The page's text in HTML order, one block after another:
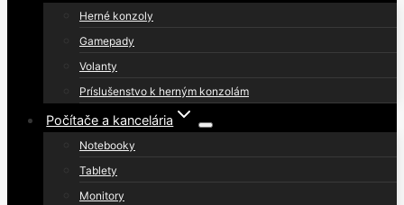
Herné konzoly
Gamepady
Volanty
Príslušenstvo k herným konzolám
Počítače a kancelária
Notebooky
Tablety
Monitory